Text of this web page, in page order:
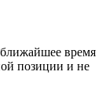
время
позиции и не